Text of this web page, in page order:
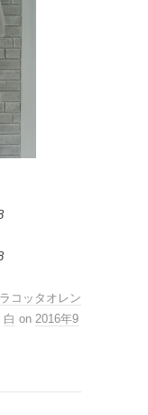
コッタオレン
白 on 2016年9